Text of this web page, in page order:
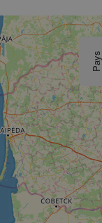
Pays